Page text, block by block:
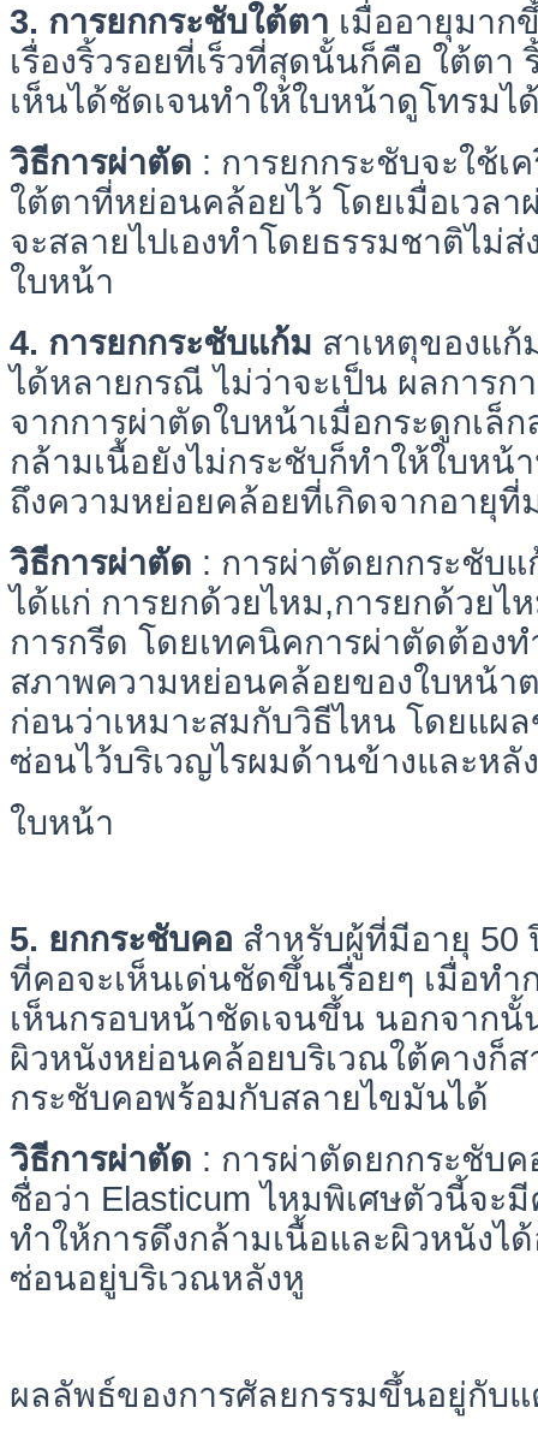
3. การยกกระชับใต้ตา เมื่ออายุมา
เรื่องริ้วรอยที่เร็วที่สุดนั้นก็คือ ใต้ตา
เห็นได้ชัดเจนทำให้ใบหน้าดูโทรมไ
วิธีการผ่าตัด : การยกกระชับจะใช้เ
ใต้ตาที่หย่อนคล้อยไว้ โดยเมื่อเวลา
จะสลายไปเองทำโดยธรรมชาติไม่
ใบหน้า
4. การยกกระชับแก้ม สาเหตุของแ
ได้หลายกรณี ไม่ว่าจะเป็น ผลการ
จากการผ่าตัดใบหน้าเมื่อกระดูกเล็
กล้ามเนื้อยังไม่กระชับก็ทำให้ใบหน้
ถึงความหย่อยคล้อยที่เกิดจากอายุที่
วิธีการผ่าตัด : การผ่าตัดยกกระชับ
ได้แก่ การยกด้วยไหม,การยกด้วยไ
การกรีด โดยเทคนิคการผ่าตัดต้องท
สภาพความหย่อนคล้อยของใบหน้า
ก่อนว่าเหมาะสมกับวิธีไหน โดยแผ
ซ่อนไว้บริเวญไรผมด้านข้างและหลั
ใบหน้า
5. ยกกระชับคอ สำหรับผู้ที่มีอายุ
ที่คอจะเห็นเด่นชัดขึ้นเรื่อยๆ เมื่อท
เห็นกรอบหน้าชัดเจนขึ้น นอกจาก
ผิวหนังหย่อนคล้อยบริเวณใต้คางก็ส
กระชับคอพร้อมกับสลายไขมันได้
วิธีการผ่าตัด : การผ่าตัดยกกระชับ
ชื่อว่า Elasticum ไหมพิเศษตัวนี้จะ
ทำให้การดึงกล้ามเนื้อและผิวหนังไ
ซ่อนอยู่บริเวณหลังหู
ผลลัพธ์ของการศัลยกรรมขึ้นอยู่กับ